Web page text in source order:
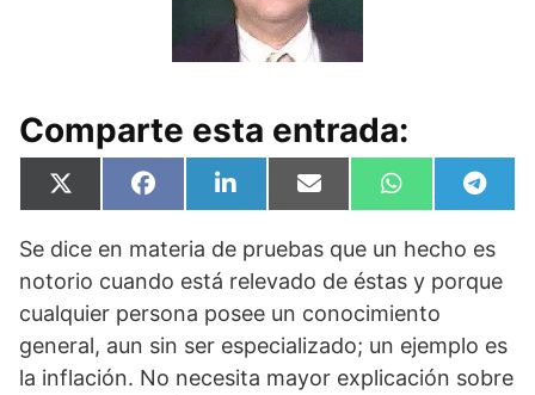
Comparte esta entrada:
Compartir
en
X
(
w
t
t
e
r
)
Compartir
en
F
a
e
b
o
o
k
Compartir
en
L
i
k
e
d
I
n
Compartir
en
E
m
i
Compartir
en
W
h
t
A
p
p
en
T
e
e
r
Se dice en materia de pruebas que un hecho es
notorio cuando está relevado de éstas y porque
cualquier persona posee un conocimiento
general, aun sin ser especializado; un ejemplo es
la inflación. No necesita mayor explicación sobre